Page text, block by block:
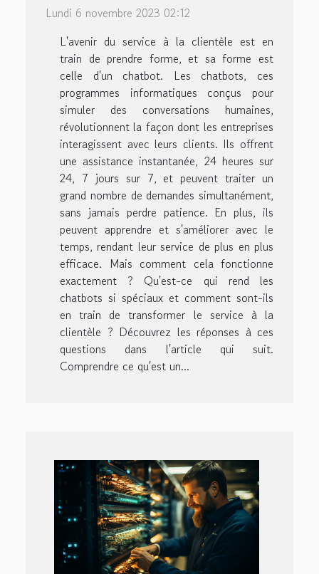
Lundi 6 novembre 2023 02:12
L'avenir du service à la clientèle est en
train de prendre forme, et sa forme est
celle d'un chatbot. Les chatbots, ces
programmes informatiques conçus pour
simuler des conversations humaines,
révolutionnent la façon dont les entreprises
interagissent avec leurs clients. Ils offrent
une assistance instantanée, 24 heures sur
24, 7 jours sur 7, et peuvent traiter un
grand nombre de demandes simultanément,
sans jamais perdre patience. En plus, ils
peuvent apprendre et s'améliorer avec le
temps, rendant leur service de plus en plus
efficace. Mais comment cela fonctionne
exactement ? Qu'est-ce qui rend les
chatbots si spéciaux et comment sont-ils
en train de transformer le service à la
clientèle ? Découvrez les réponses à ces
questions dans l'article qui suit.
Comprendre ce qu'est un...